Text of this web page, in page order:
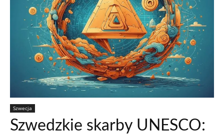
Szwecja
Szwedzkie skarby UNESCO: